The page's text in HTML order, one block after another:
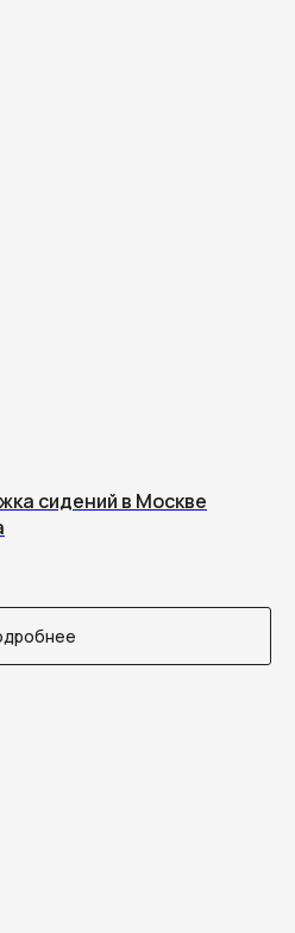
сидений в Москве